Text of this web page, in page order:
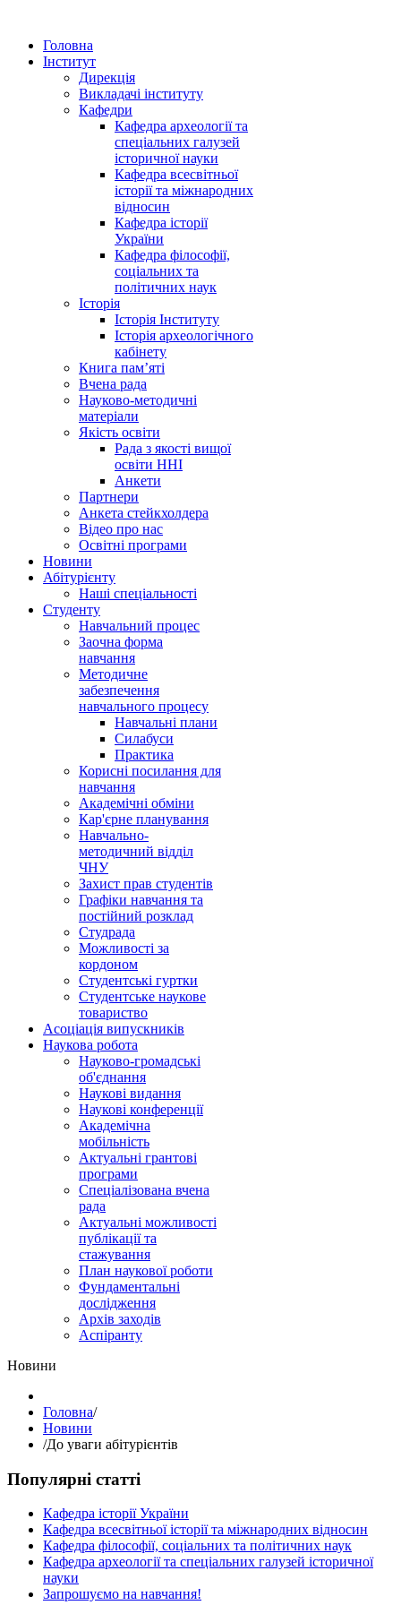
Головна
Інститут
Дирекція
Викладачі інституту
Кафедри
Кафедра археології та
спеціальних галузей
історичної науки
Кафедра всесвітньої
історії та міжнародних
відносин
Кафедра історії
України
Кафедра філософії,
соціальних та
політичних наук
Історія
Історія Інституту
Історія археологічного
кабінету
Книга памʼяті
Вчена рада
Науково-методичні
матеріали
Якість освіти
Рада з якості вищої
освіти ННІ
Анкети
Партнери
Анкета стейкхолдера
Відео про нас
Освітні програми
Hовини
Абітурієнту
Наші спеціальності
Студенту
Навчальний процес
Заочна форма
навчання
Методичне
забезпечення
навчального процесу
Навчальні плани
Силабуси
Практика
Корисні посилання для
навчання
Академічні обміни
Кар'єрне планування
Навчально-
методичний відділ
ЧНУ
Захист прав студентів
Графіки навчання та
постійний розклад
Студрада
Можливості за
кордоном
Студентські гуртки
Студентське наукове
товариство
Асоціація випускників
Наукова робота
Науково-громадські
об'єднання
Наукові видання
Наукові конференції
Академічна
мобільність
Актуальні грантові
програми
Спеціалізована вчена
рада
Актуальні можливості
публікації та
стажування
План наукової роботи
Фундаментальні
дослідження
Архів заходів
Аспіранту
Hовини
Головна/
Hовини
/До уваги абітурієнтів
Популярні статті
Кафедра історії України
Кафедра всесвітньої історії та міжнародних відносин
Кафедра філософії, соціальних та політичних наук
Кафедра археології та спеціальних галузей історичної
науки
Запрошуємо на навчання!